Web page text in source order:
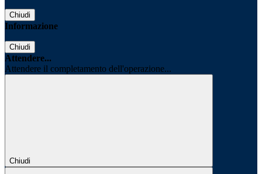
Chiudi
Informazione
Chiudi
Attendere...
Attendere il completamento dell'operazione...
Chiudi